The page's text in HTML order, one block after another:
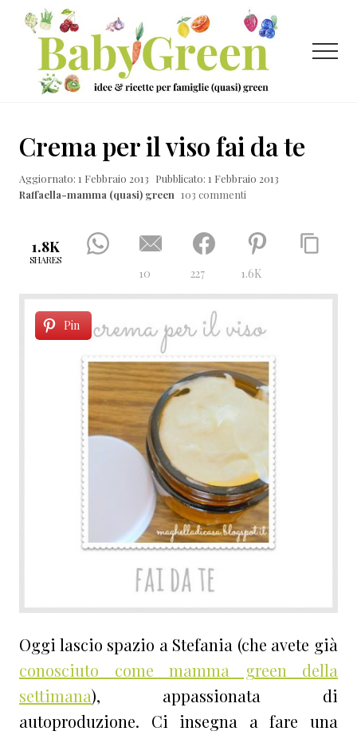
Menu
Passa
contenuto
principale
Passa
laterale
primaria
Passa
ricette
per
(quasi)
green
Menu
Crema per il viso fai da te
Aggiornato: 1 Febbraio 2013 Pubblicato: 1 Febbraio 2013
Raffaella-mamma (quasi) green 103 commenti
1.8K
SHARES
10 227 1.6K
Pin
Oggi lascio spazio a Stefania (che avete già
conosciuto come mamma green della
settimana), appassionata di
autoproduzione. Ci insegna a fare una